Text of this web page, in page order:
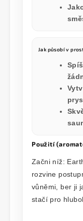
Jak působí v
Spíš
Použití
Začni níž:
rozvine
vůněmi, ber ji
stačí pro